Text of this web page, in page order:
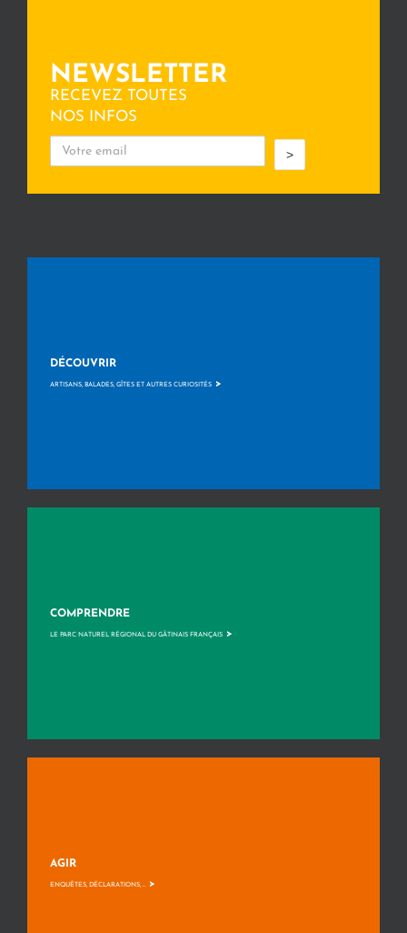
NEWSLETTER
RECEVEZ TOUTES
NOS INFOS
>
DÉCOUVRIR
ARTISANS, BALADES, GÎTES ET AUTRES CURIOSITÉS >
COMPRENDRE
LE PARC NATUREL RÉGIONAL DU GÂTINAIS FRANÇAIS >
AGIR
ENQUÊTES, DÉCLARATIONS, ... >